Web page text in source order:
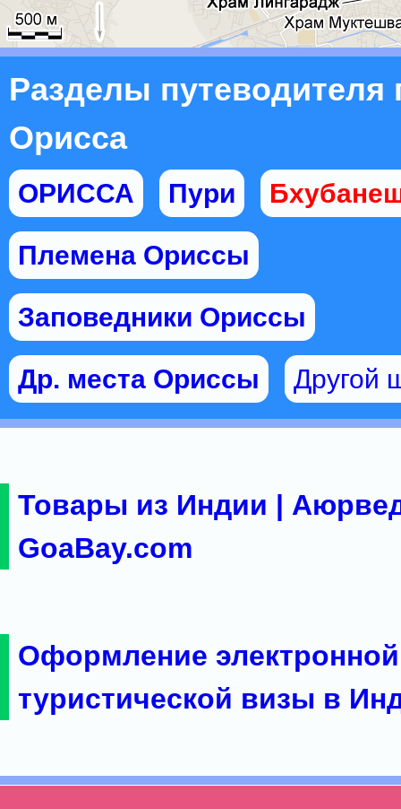
Разделы путеводителя
Орисса
ОРИССА Пури
Племена Ориссы
Заповедники Ориссы
Др. места Ориссы Другой
Товары из Индии |
GoaBay.com
Оформление электронной
туристической визы в